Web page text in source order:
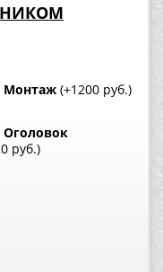
Монтаж (+1200 руб.)
Оголовок
руб.)